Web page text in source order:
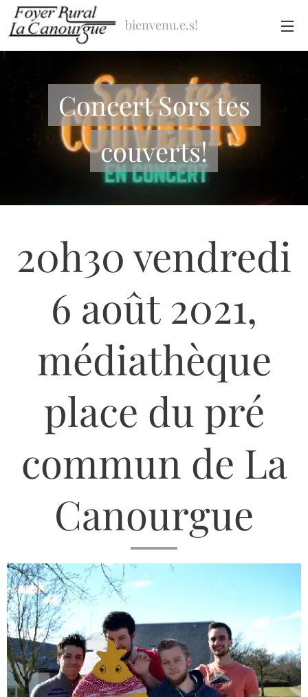
bienvenu.e.s!
Concert Sors tes
couverts!
20h30 vendredi
6 août 2021,
médiathèque
place du pré
commun de La
Canourgue